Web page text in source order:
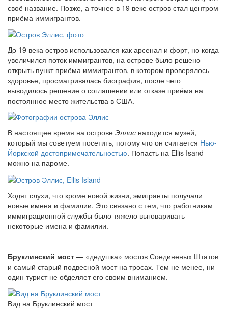
своё название. Позже, а точнее в 19 веке остров стал центром
приёма иммигрантов.
До 19 века остров использовался как арсенал и форт, но когда
увеличился поток иммигрантов, на острове было решено
открыть пункт приёма иммигрантов, в котором проверялось
здоровье, просматривалась биография, после чего
выводилось решение о соглашении или отказе приёма на
постоянное место жительства в США.
В настоящее время на острове Эллис находится музей,
который мы советуем посетить, потому что он считается Нью-
Йоркской достопримечательностью. Попасть на Ellis Isand
можно на пароме.
Ходят слухи, что кроме новой жизни, эмигранты получали
новые имена и фамилии. Это связано с тем, что работникам
иммиграционной службы было тяжело выговаривать
некоторые имена и фамилии.
Бруклинский мост — «дедушка» мостов Соединеных Штатов
и самый старый подвесной мост на тросах. Тем не менее, ни
один турист не обделяет его своим вниманием.
Вид на Бруклинский мост